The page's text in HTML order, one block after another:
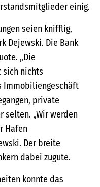
einig.
seien knifflig,
Dejewski. Die Bank
„Die
sich nichts
Immobiliengeschäft
private
selten. „Wir werden
Hafen
Der breite
dabei zugute.
konnte das